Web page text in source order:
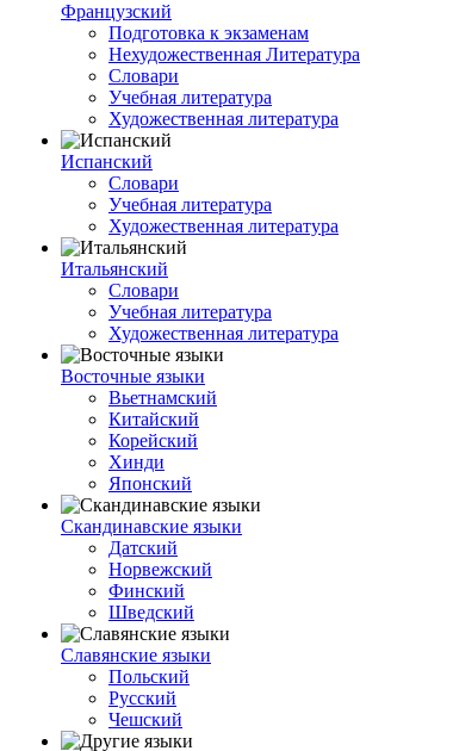
Французский
Подготовка к экзаменам
Нехудожественная Литература
Словари
Учебная литература
Художественная литература
Испанский
Словари
Учебная литература
Художественная литература
Итальянский
Словари
Учебная литература
Художественная литература
Восточные языки
Вьетнамский
Китайский
Корейский
Хинди
Японский
Скандинавские языки
Датский
Норвежский
Финский
Шведский
Славянские языки
Польский
Русский
Чешский